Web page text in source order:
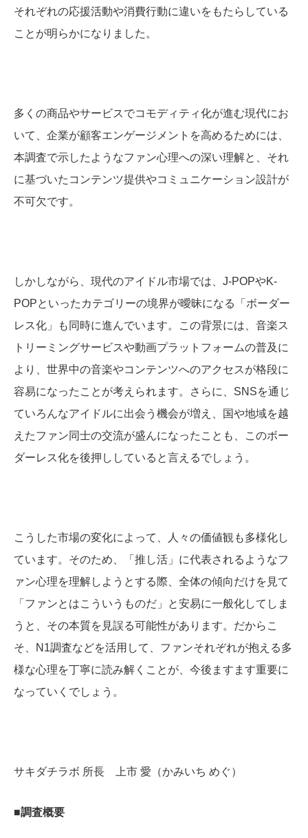
それぞれの応援活動や消費行動に違いをもたらしている
ことが明らかになりました。
多くの商品やサービスでコモディティ化が進む現代にお
いて、企業が顧客エンゲージメントを高めるためには、
本調査で示したようなファン心理への深い理解と、それ
に基づいたコンテンツ提供やコミュニケーション設計が
不可欠です。
しかしながら、現代のアイドル市場では、J-POPやK-
POPといったカテゴリーの境界が曖昧になる「ボーダー
レス化」も同時に進んでいます。この背景には、音楽ス
トリーミングサービスや動画プラットフォームの普及に
より、世界中の音楽やコンテンツへのアクセスが格段に
容易になったことが考えられます。さらに、SNSを通じ
ていろんなアイドルに出会う機会が増え、国や地域を越
えたファン同士の交流が盛んになったことも、このボー
ダーレス化を後押ししていると言えるでしょう。
こうした市場の変化によって、人々の価値観も多様化し
ています。そのため、「推し活」に代表されるようなフ
ァン心理を理解しようとする際、全体の傾向だけを見て
「ファンとはこういうものだ」と安易に一般化してしま
うと、その本質を見誤る可能性があります。だからこ
そ、N1調査などを活用して、ファンそれぞれが抱える多
様な心理を丁寧に読み解くことが、今後ますます重要に
なっていくでしょう。
サキダチラボ 所長 上市 愛（かみいち めぐ）
■調査概要